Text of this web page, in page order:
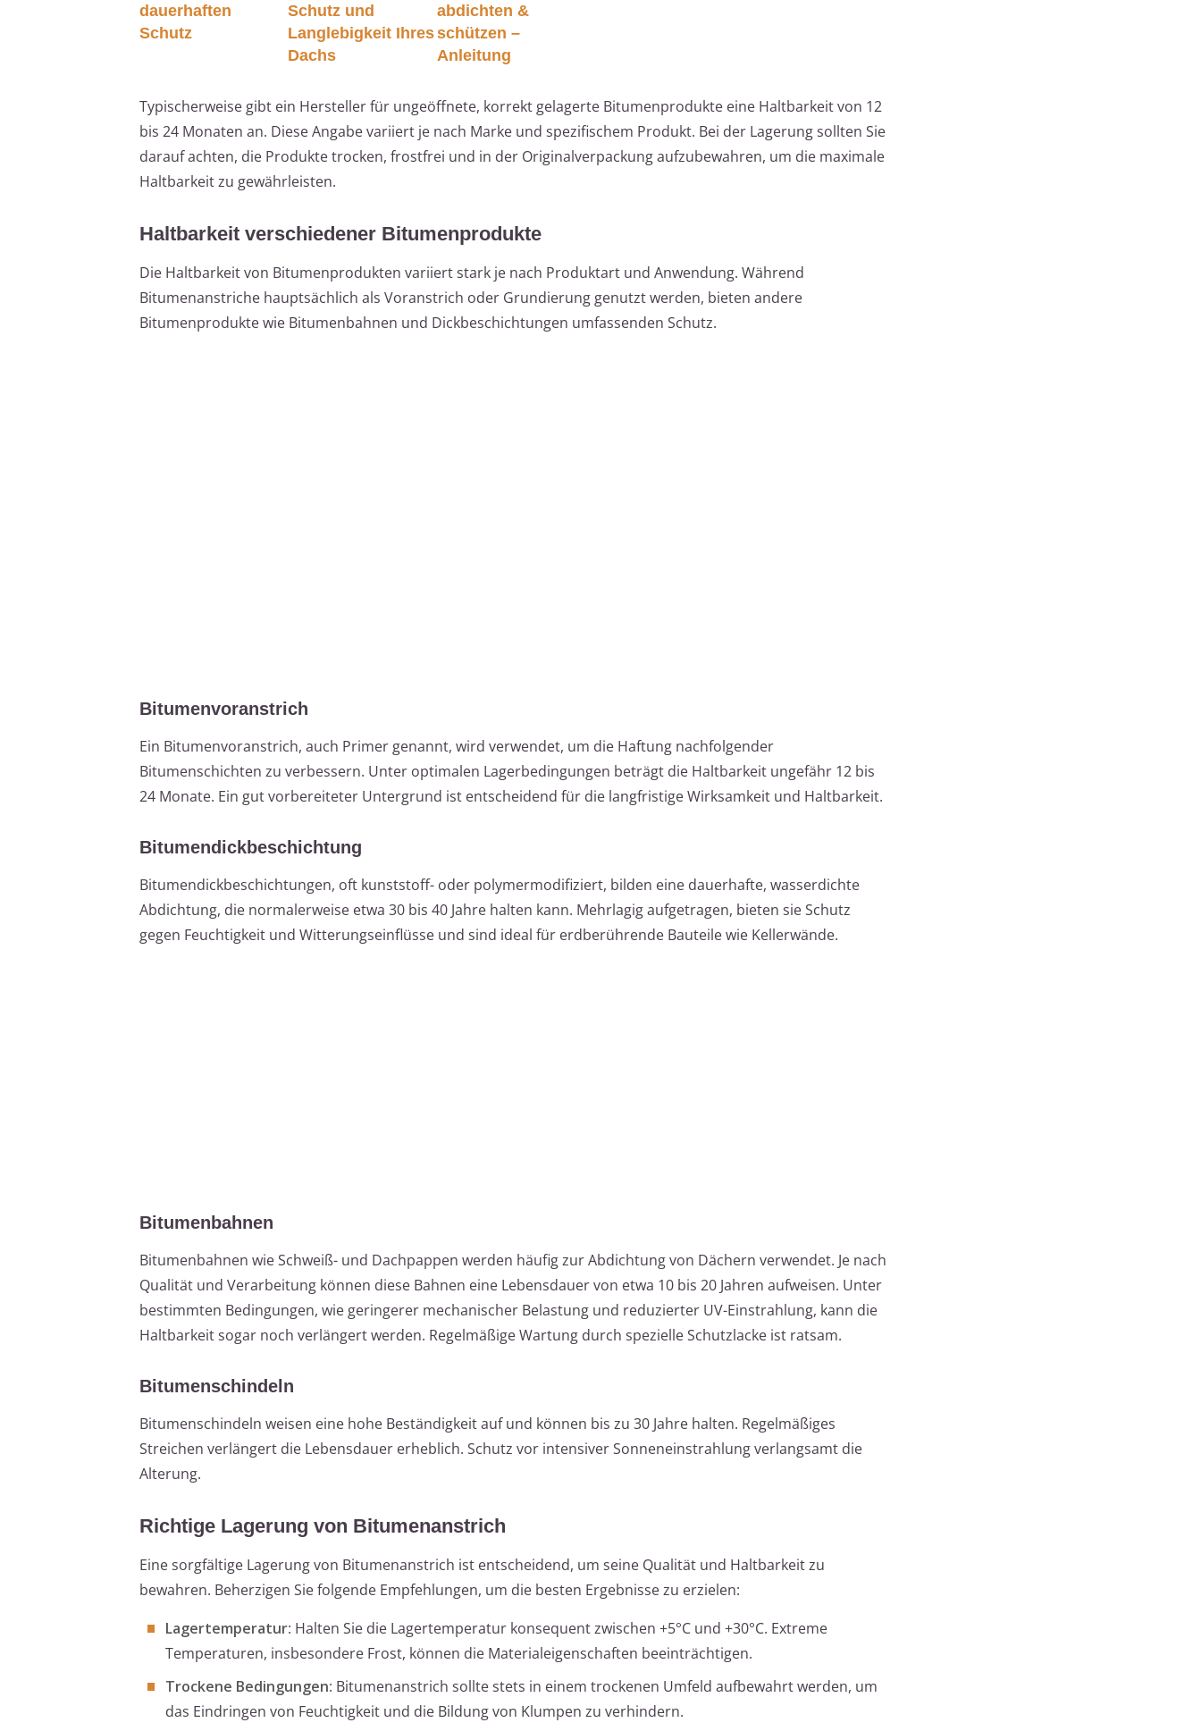
dauerhaften
Schutz
Schutz und
Langlebigkeit Ihres
Dachs
abdichten &
schützen –
Anleitung
Typischerweise gibt ein Hersteller für ungeöffnete, korrekt gelagerte Bitumenprodukte eine Haltbarkeit von 12
bis 24 Monaten an. Diese Angabe variiert je nach Marke und spezifischem Produkt. Bei der Lagerung sollten Sie
darauf achten, die Produkte trocken, frostfrei und in der Originalverpackung aufzubewahren, um die maximale
Haltbarkeit zu gewährleisten.
Haltbarkeit verschiedener Bitumenprodukte
Die Haltbarkeit von Bitumenprodukten variiert stark je nach Produktart und Anwendung. Während
Bitumenanstriche hauptsächlich als Voranstrich oder Grundierung genutzt werden, bieten andere
Bitumenprodukte wie Bitumenbahnen und Dickbeschichtungen umfassenden Schutz.
Bitumenvoranstrich
Ein Bitumenvoranstrich, auch Primer genannt, wird verwendet, um die Haftung nachfolgender
Bitumenschichten zu verbessern. Unter optimalen Lagerbedingungen beträgt die Haltbarkeit ungefähr 12 bis
24 Monate. Ein gut vorbereiteter Untergrund ist entscheidend für die langfristige Wirksamkeit und Haltbarkeit.
Bitumendickbeschichtung
Bitumendickbeschichtungen, oft kunststoff- oder polymermodifiziert, bilden eine dauerhafte, wasserdichte
Abdichtung, die normalerweise etwa 30 bis 40 Jahre halten kann. Mehrlagig aufgetragen, bieten sie Schutz
gegen Feuchtigkeit und Witterungseinflüsse und sind ideal für erdberührende Bauteile wie Kellerwände.
Bitumenbahnen
Bitumenbahnen wie Schweiß- und Dachpappen werden häufig zur Abdichtung von Dächern verwendet. Je nach
Qualität und Verarbeitung können diese Bahnen eine Lebensdauer von etwa 10 bis 20 Jahren aufweisen. Unter
bestimmten Bedingungen, wie geringerer mechanischer Belastung und reduzierter UV-Einstrahlung, kann die
Haltbarkeit sogar noch verlängert werden. Regelmäßige Wartung durch spezielle Schutzlacke ist ratsam.
Bitumenschindeln
Bitumenschindeln weisen eine hohe Beständigkeit auf und können bis zu 30 Jahre halten. Regelmäßiges
Streichen verlängert die Lebensdauer erheblich. Schutz vor intensiver Sonneneinstrahlung verlangsamt die
Alterung.
Richtige Lagerung von Bitumenanstrich
Eine sorgfältige Lagerung von Bitumenanstrich ist entscheidend, um seine Qualität und Haltbarkeit zu
bewahren. Beherzigen Sie folgende Empfehlungen, um die besten Ergebnisse zu erzielen:
Lagertemperatur: Halten Sie die Lagertemperatur konsequent zwischen +5°C und +30°C. Extreme
Temperaturen, insbesondere Frost, können die Materialeigenschaften beeinträchtigen.
Trockene Bedingungen: Bitumenanstrich sollte stets in einem trockenen Umfeld aufbewahrt werden, um
das Eindringen von Feuchtigkeit und die Bildung von Klumpen zu verhindern.